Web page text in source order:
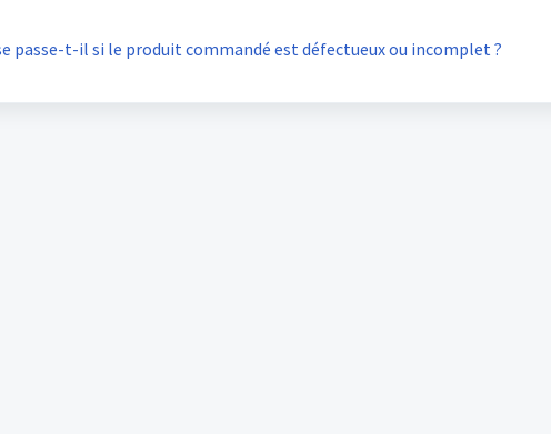
passe-t-il si le produit commandé est défectueux ou incomplet ?